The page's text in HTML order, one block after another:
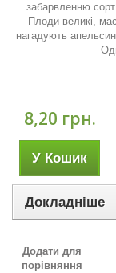
забарвленню
Плоди великі,
нагадують
8,20 грн.
У Кошик
Докладніше
Додати для
порівняння